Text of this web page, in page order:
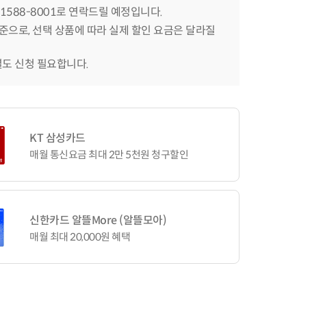
8001로 연락드릴 예정입니다.
로, 선택 상품에 따라 실제 할인 요금은 달라질
신청 필요합니다.
KT 삼성카드
매월 통신요금 최대 2만 5천원 청구할인
신한카드 알뜰More (알뜰모아)
매월 최대 20,000원 혜택